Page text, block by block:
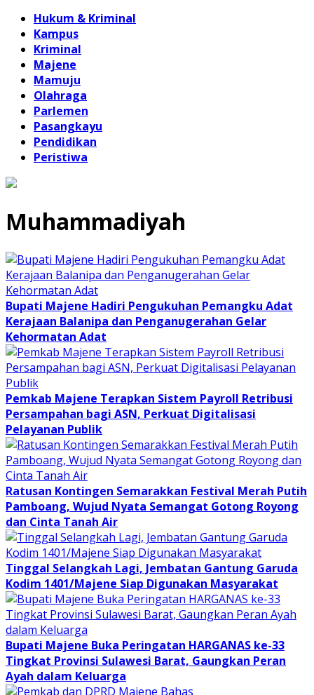
Hukum & Kriminal
Kampus
Kriminal
Majene
Mamuju
Olahraga
Parlemen
Pasangkayu
Pendidikan
Peristiwa
Muhammadiyah
Bupati Majene Hadiri Pengukuhan Pemangku Adat
Kerajaan Balanipa dan Penganugerahan Gelar
Kehormatan Adat
Pemkab Majene Terapkan Sistem Payroll Retribusi
Persampahan bagi ASN, Perkuat Digitalisasi
Pelayanan Publik
Ratusan Kontingen Semarakkan Festival Merah Putih
Pamboang, Wujud Nyata Semangat Gotong Royong
dan Cinta Tanah Air
Tinggal Selangkah Lagi, Jembatan Gantung Garuda
Kodim 1401/Majene Siap Digunakan Masyarakat
Bupati Majene Buka Peringatan HARGANAS ke-33
Tingkat Provinsi Sulawesi Barat, Gaungkan Peran
Ayah dalam Keluarga